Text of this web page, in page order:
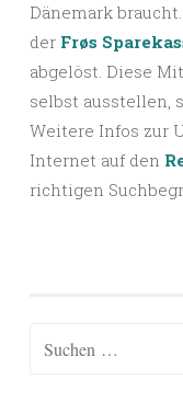
Dänemark
der Frøs
abgelöst. Diese
selbst ausstellen,
Weitere Infos zur
Internet auf den
richtigen
Suchen